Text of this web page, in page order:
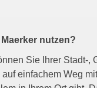
nutzen?
Sie Ihrer Stadt-,
einfachem Weg